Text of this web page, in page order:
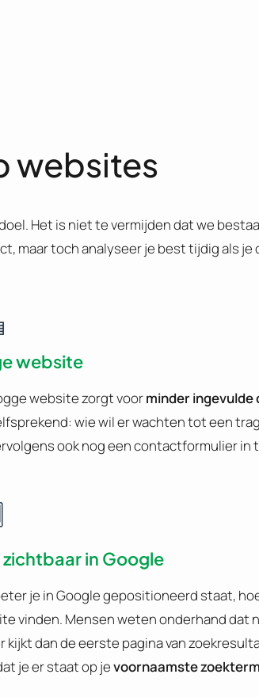
websites
Het is niet te vermijden dat we
maar toch analyseer je best tijdig als je
website
website zorgt voorminder
wie wil er wachten tot een
ook nog een contactformulier in
zichtbaar in Google
je in Google gepositioneerd staat,
vinden. Mensen weten onderhand dat
kijkt dan de eerste pagina van
je er staat op jevoornaamste